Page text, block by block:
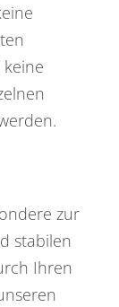
zur
stabilen
Ihren